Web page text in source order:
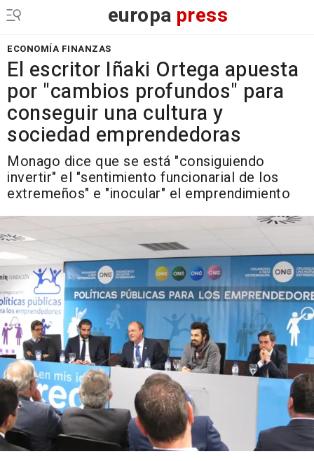
europa press
ECONOMÍA FINANZAS
El escritor Iñaki Ortega apuesta
por "cambios profundos" para
conseguir una cultura y
sociedad emprendedoras
Monago dice que se está "consiguiendo
invertir" el "sentimiento funcionarial de los
extremeños" e "inocular" el emprendimiento